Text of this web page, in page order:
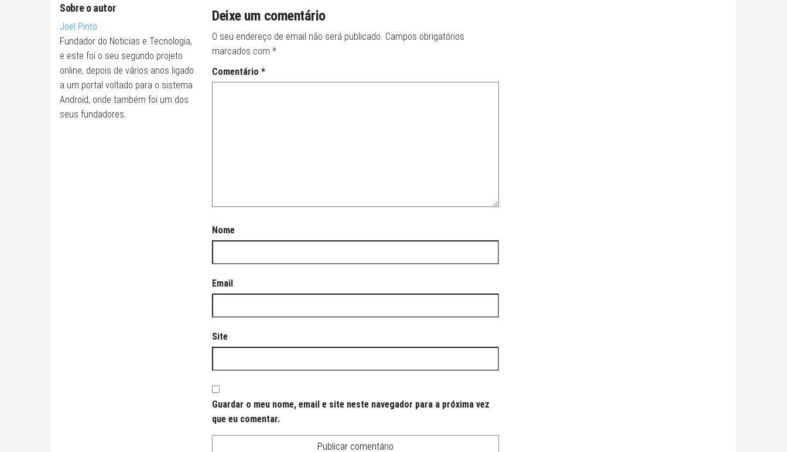
Sobre o autor
Joel Pinto
Fundador do Noticias e Tecnologia,
e este foi o seu segundo projeto
online, depois de vários anos ligado
a um portal voltado para o sistema
Android, onde também foi um dos
seus fundadores.
Deixe um comentário
O seu endereço de email não será publicado. Campos obrigatórios
marcados com *
Comentário *
Nome
Email
Site
Guardar o meu nome, email e site neste navegador para a próxima vez
que eu comentar.